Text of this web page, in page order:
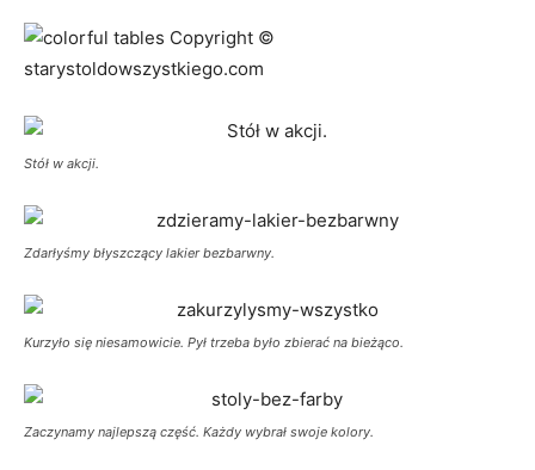
Stół w akcji.
Zdarłyśmy błyszczący lakier bezbarwny.
Kurzyło się niesamowicie. Pył trzeba było zbierać na bieżąco.
Zaczynamy najlepszą część. Każdy wybrał swoje kolory.